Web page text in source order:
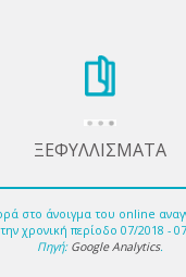
ΞΕΦΥΛΛΙΣΜΑΤΑ
στο άνοιγμα του online
χρονική περίοδο 07/2018 -
Πηγή: Google Analytics.